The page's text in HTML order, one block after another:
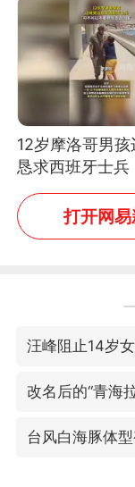
处理
12岁摩洛哥男
恳求西班牙士兵
可以不要把我
打开网
改名后的“青海